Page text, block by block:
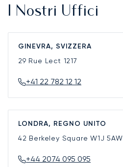
I Nostri Uffici
GINEVRA, SVIZZERA
29 Rue Lect 1217
+41 22 782 12 12
LONDRA, REGNO UNITO
42 Berkeley SquareW1J 5AW
+44 2074 095 095